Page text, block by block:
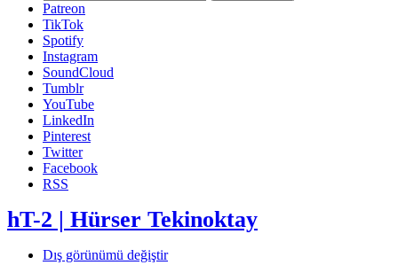
Patreon
TikTok
Spotify
Instagram
SoundCloud
Tumblr
YouTube
LinkedIn
Pinterest
Twitter
Facebook
RSS
hT-2 | Hürser Tekinoktay
Dış görünümü değiştir